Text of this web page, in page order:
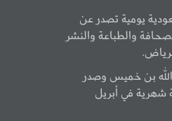
يومية تصدر عن
والطباعة والنشر
بن خميس وصدر
شهرية في أبريل